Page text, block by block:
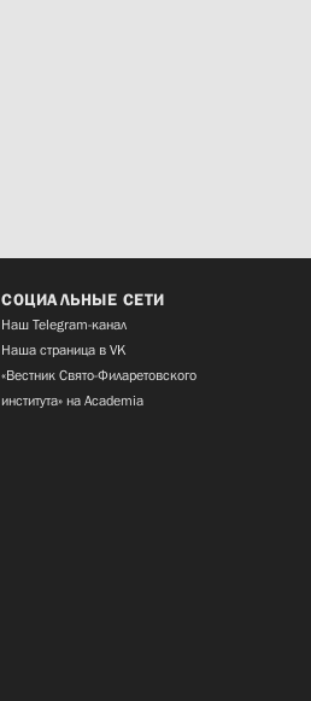
СОЦИАЛЬНЫЕ СЕТИ
Наш Telegram-канал
Наша страница в VK
«Вестник Свято-Филаретовского
института» на Academia